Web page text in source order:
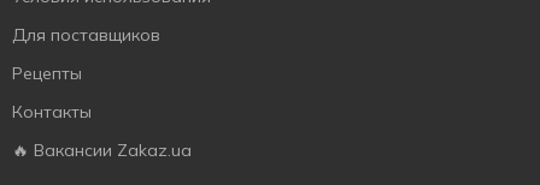
Для поставщиков
Рецепты
Контакты
🔥 Вакансии Zakaz.ua